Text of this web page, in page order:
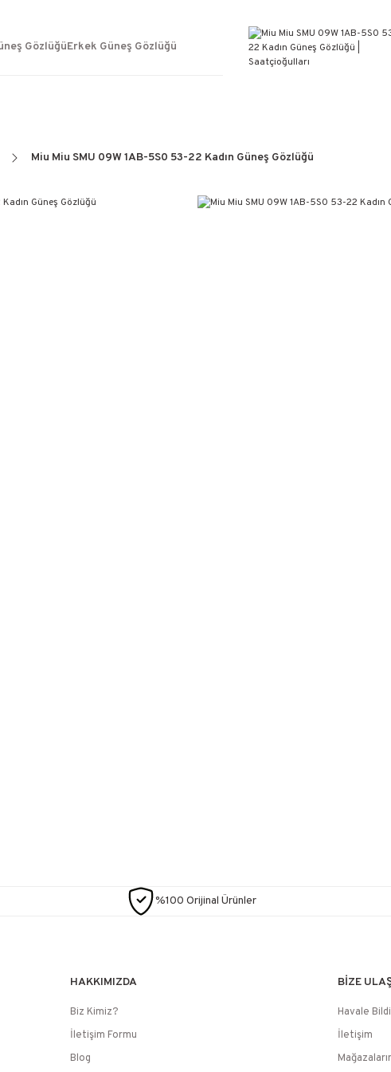
%100 ORİJİNAL ÜRÜN
WEB SİTESİNE ÖZEL FİYATLAR
KAÇIRILMAYACAK FIRSATLAR
GözlüğüErkek Güneş Gözlüğü
Miu Miu SMU 09W 1AB-5S0 53-22 Kadın Güneş Gözlüğü
%100 Orijinal Ürünler
HAKKIMIZDA
Biz Kimiz?
İletişim Formu
Blog
BİZE
Havale
İletişim